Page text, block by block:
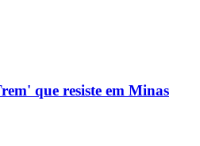
que resiste em Minas